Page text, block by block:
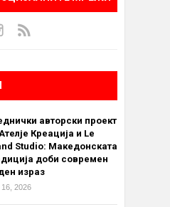
авторски проект
Креација и Le
Studio: Македонската
доби современ
израз
16, 2026